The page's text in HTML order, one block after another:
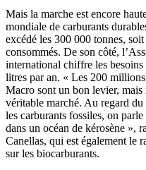
Mais la marche est encore
mondiale de carburants
excédé les 300 000 tonnes,
consommés. De son côté,
international chiffre les
litres par an. « Les 200
Macro sont un bon levier,
véritable marché. Au regard
les carburants fossiles, on
dans un océan de kérosène »,
Canellas, qui est également le
sur les biocarburants.